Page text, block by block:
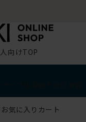
向けTOP
お気に入り カート